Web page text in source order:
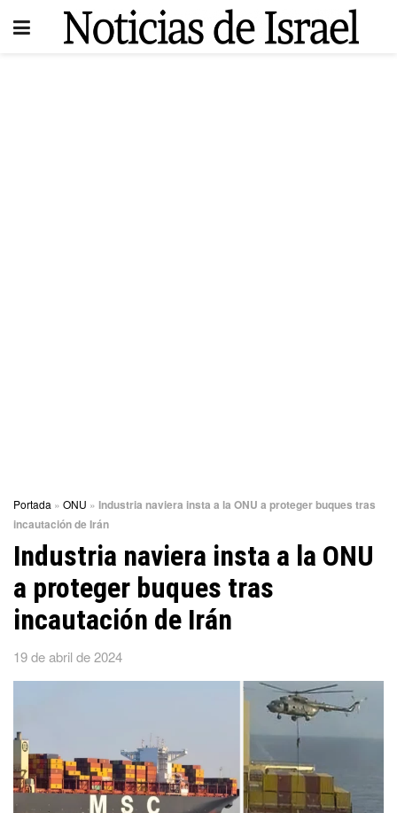
Portada » ONU » Industria naviera insta a la ONU a proteger buques tras
incautación de Irán
Industria naviera insta a la ONU
a proteger buques tras
incautación de Irán
19 de abril de 2024